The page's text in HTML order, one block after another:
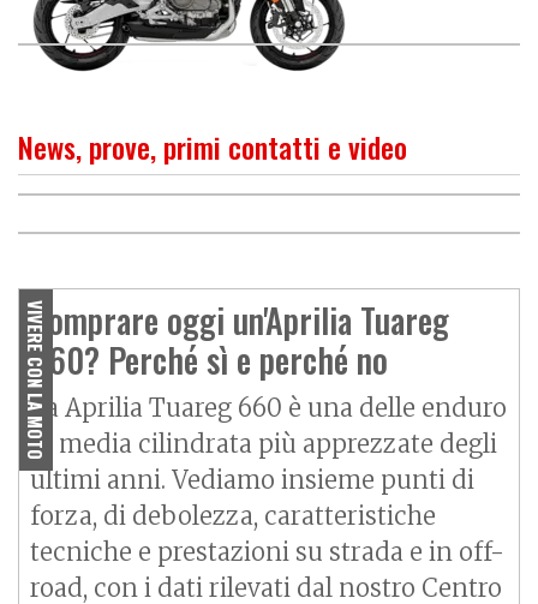
News, prove, primi contatti e video
PROVAProva Aprilia Tuareg 660
Rally, la regina del deserto
OAprilia Tuareg Rally 660, la
crossover da fuoristrada
VIVERE CON LA MOTO
Comprare oggi un'Aprilia Tuareg
660? Perché sì e perché no
La Aprilia Tuareg 660 è una delle enduro
di media cilindrata più apprezzate degli
ultimi anni. Vediamo insieme punti di
forza, di debolezza, caratteristiche
tecniche e prestazioni su strada e in off-
road, con i dati rilevati dal nostro Centro